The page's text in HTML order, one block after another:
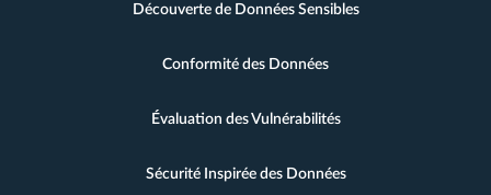
Découverte de Données Sensibles
Conformité des Données
Évaluation des Vulnérabilités
Sécurité Inspirée des Données